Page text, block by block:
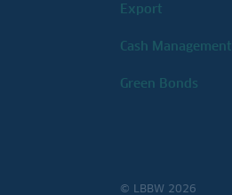
Export
Cash Management
Green Bonds
© LBBW 2026